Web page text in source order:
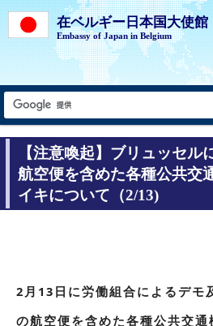
在ベルギー日本国大使館
Embassy of Japan in Belgium
【注意喚起】ブリュッセル
航空便を含めた各種公共交
イキについて（2/13)
2月13日に労働組合によるデモ
の航空便を含めた各種公共交通